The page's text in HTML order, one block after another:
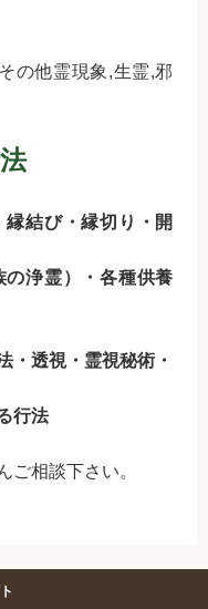
の他霊現象,生霊,邪
結び・縁切り・開
浄霊）・各種供養
透視・霊視秘術・
行法
相談下さい。